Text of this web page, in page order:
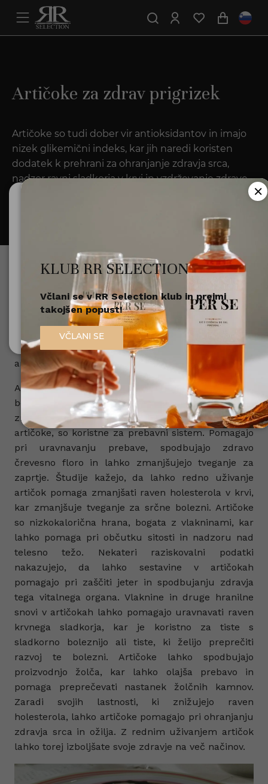
Artičoke za zdrav prigrizek
Artičoke so tudi dober vir antioksidantov in imajo
nizek glikemični indeks, kar jih naredi koristen
dodatek k prehrani za ohranjanje zdravja srca,
nadzor ravni sladkorja v krvi in vzdrževanje zdrave
Uživanje artičok ima številne dobre lastnosti za
zdravje. Artičoke so bogate s hranili, vlakninami in
antioksidanti, kar lahko koristi zdravju na več
načinov. Tu je nekaj pozitivnih lastnosti uživanja
artičok:
Artičoke vsebujejo antioksidante, ki pomagajo pri
boju proti prostim radikalom v telesu in
zmanjšujejo vnetja. Vlaknine, ki jih vsebujejo
artičoke, so koristne za prebavni sistem. Pomagajo
pri uravnavanju prebave, spodbujajo zdravo
črevesno floro in lahko zmanjšujejo tveganje za
zaprtje. Študije kažejo, da lahko redno uživanje
artičok pomaga zmanjšati raven holesterola v krvi,
kar zmanjšuje tveganje za srčne bolezni. Artičoke
so nizkokalorična hrana, bogata z vlakninami, kar
lahko pomaga pri občutku sitosti in nadzoru nad
telesno težo. Nekateri raziskovalni podatki
nakazujejo, da lahko sestavine v artičokah
pomagajo pri zaščiti jeter in spodbujanju zdravja
tega vitalnega organa. Vlaknine in druge hranilne
snovi v artičokah lahko pomagajo uravnavati raven
krvnega sladkorja, kar je koristno za tiste s
sladkorno boleznijo ali tiste, ki želijo preprečiti
razvoj te bolezni. Artičoke lahko spodbujajo
proizvodnjo žolča, kar lahko olajša prebavo in
pomaga preprečevati nastanek žolčnih kamnov.
Zaradi svojih lastnosti, ki znižujejo raven
holesterola, lahko artičoke pomagajo pri ohranjanju
zdravja srca in ožilja. Z rednim uživanjem artičok
lahko torej izboljšate svoje zdravje na več načinov.
Za uporabo te spletne strani morate biti polnoletni.
Minister za zdravje opozarja: Prekomerno pitje alkohola
škoduje zdravju!.
Nisem polnoleten
Sem polnoleten (18+)
KLUB RR SELECTION
Včlani se v RR Selection klub in prejmi
takojšen popust!
VČLANI SE